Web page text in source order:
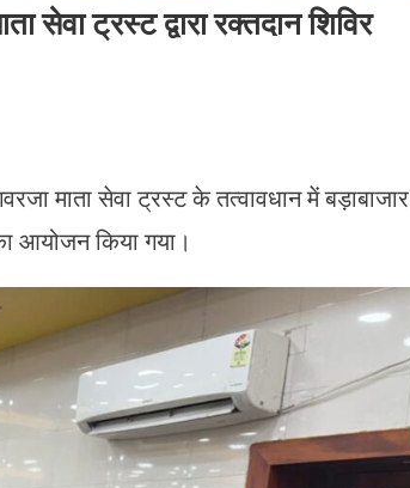
ट्रस्ट द्वारा रक्तदान शिविर
माता सेवा ट्रस्ट के तत्वावधान में बड़ाबाजार
आयोजन किया गया।